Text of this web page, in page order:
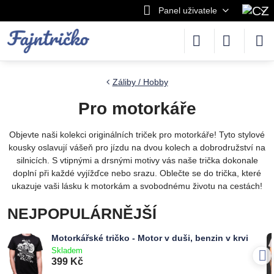
Panel uživatele
Záliby / Hobby
Pro motorkáře
Objevte naši kolekci originálních triček pro motorkáře! Tyto stylové
kousky oslavují vášeň pro jízdu na dvou kolech a dobrodružství na
silnicích. S vtipnými a drsnými motivy vás naše trička dokonale
doplní při každé vyjížďce nebo srazu. Oblečte se do trička, které
ukazuje vaši lásku k motorkám a svobodnému životu na cestách!
NEJPOPULÁRNĚJŠÍ
Motorkářské tričko - Motor v duši, benzin v krvi
Skladem
399 Kč